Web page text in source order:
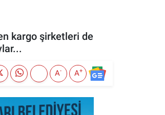
kargo şirketleri de
A- A+